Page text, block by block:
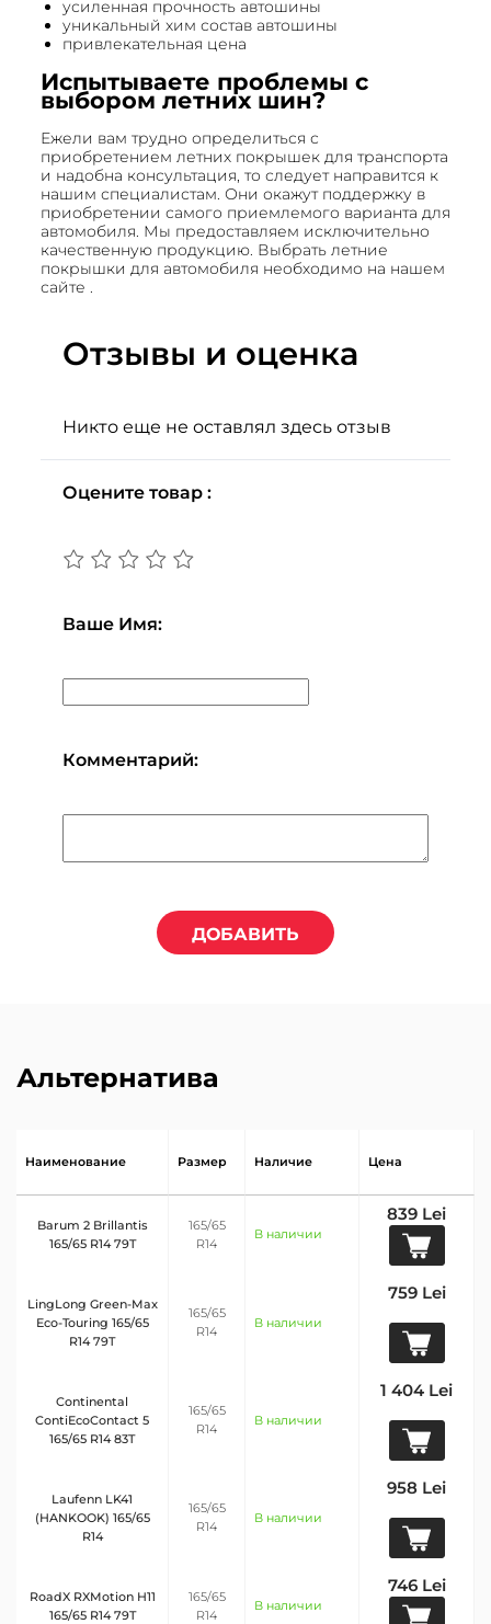
усиленная прочность автошины
уникальный хим состав автошины
привлекательная цена
Испытываете проблемы с
выбором летних шин?
Ежели вам трудно определиться с
приобретением летних покрышек для транспорта
и надобна консультация, то следует направится к
нашим специалистам. Они окажут поддержку в
приобретении самого приемлемого варианта для
автомобиля. Мы предоставляем исключительно
качественную продукцию. Выбрать летние
покрышки для автомобиля необходимо на нашем
сайте .
Отзывы и оценка
Никто еще не оставлял здесь отзыв
Оцените товар :
Ваше Имя:
Комментарий:
ДОБАВИТЬ
Альтернатива
Наименование Размер Наличие Цена
Barum 2 Brillantis
165/65 R14 79T
165/65
R14
В наличии
839 Lei
LingLong Green-Max
Eco-Touring 165/65
R14 79T
165/65
R14
В наличии
759 Lei
Continental
ContiEcoContact 5
165/65 R14 83T
165/65
R14
В наличии
1 404 Lei
Laufenn LK41
(HANKOOK) 165/65
R14
165/65
R14
В наличии
958 Lei
RoadX RXMotion H11
165/65 R14 79T
165/65
R14
В наличии
746 Lei